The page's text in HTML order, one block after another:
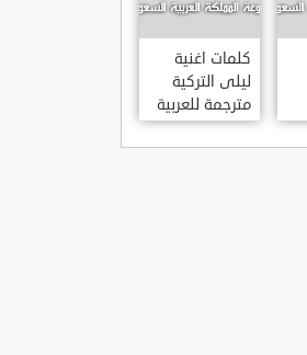
كلمات اغنية
ليلى التركية
مترجمة للعربية
غناء المطرب
مراد دالكليليتش